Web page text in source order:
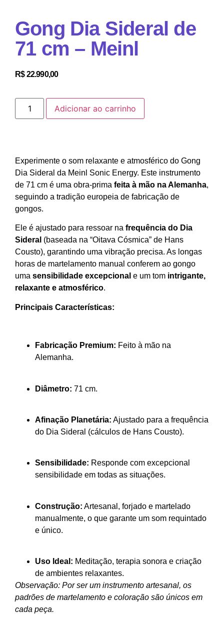
Gong Dia Sideral de
71 cm – Meinl
R$22.990,00
Adicionar ao carrinho
Experimente o som relaxante e atmosférico do Gong
Dia Sideral da Meinl Sonic Energy. Este instrumento
de 71 cm é uma obra-prima feita à mão na Alemanha,
seguindo a tradição europeia de fabricação de
gongos.
Ele é ajustado para ressoar na frequência do Dia
Sideral (baseada na “Oitava Cósmica” de Hans
Cousto), garantindo uma vibração precisa. As longas
horas de martelamento manual conferem ao gongo
uma sensibilidade excepcional e um tom intrigante,
relaxante e atmosférico.
Principais Características:
Fabricação Premium: Feito à mão na
Alemanha.
Diâmetro: 71 cm.
Afinação Planetária: Ajustado para a frequência
do Dia Sideral (cálculos de Hans Cousto).
Sensibilidade: Responde com excepcional
sensibilidade em todas as situações.
Construção: Artesanal, forjado e martelado
manualmente, o que garante um som requintado
e único.
Uso Ideal: Meditação, terapia sonora e criação
de ambientes relaxantes.
Observação: Por ser um instrumento artesanal, os
padrões de martelamento e coloração são únicos em
cada peça.